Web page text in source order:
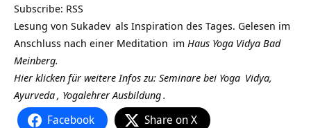
Subscribe: RSS
Lesung von Sukadev als Inspiration des Tages. Gelesen im
Anschluss nach einer Meditation im Haus Yoga Vidya Bad
Meinberg.
Hier klicken für weitere Infos zu: Seminare bei Yoga Vidya,
Ayurveda, Yogalehrer Ausbildung.
Facebook Share on X